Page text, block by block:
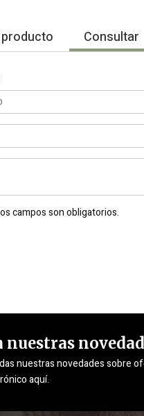
Consultar
campos son obligatorios.
nuestras
nuestras novedades sobre
aquí.